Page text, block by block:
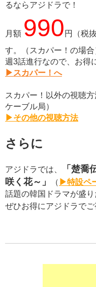
るならアジドラで！
月額 990 円（税
す。（スカパー！の場合
週3話進行なので、お得
▶スカパー！へ
スカパー！以外の視聴
ケーブル局）
▶その他の視聴方法
さらに
アジドラでは、
「楚喬
咲く花～」
（ ▶特設ペ
話題の韓国ドラマが盛り
ぜひお得にアジドラでご